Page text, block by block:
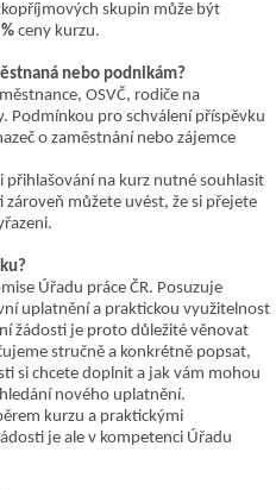
skupin může být
ceny kurzu.
nebo podnikám?
OSVČ, rodiče na
Podmínkou pro schválení příspěvku
o zaměstnání nebo zájemce
přihlašování na kurz nutné souhlasit
zároveň můžete uvést, že si přejete
Úřadu práce ČR. Posuzuje
uplatnění a praktickou využitelnost
žádosti je proto důležité věnovat
stručně a konkrétně popsat,
si chcete doplnit a jak vám mohou
nového uplatnění.
kurzu a praktickými
je ale v kompetenci Úřadu